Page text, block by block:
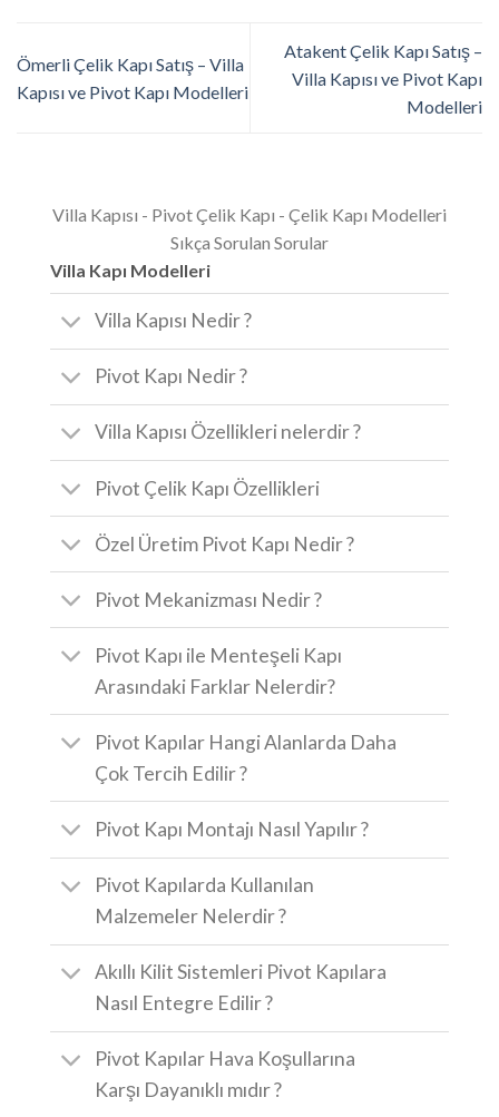
Ömerli Çelik Kapı Satış – Villa
Kapısı ve Pivot Kapı Modelleri
Atakent Çelik Kapı Satış –
Villa Kapısı ve Pivot Kapı
Modelleri
Villa Kapısı - Pivot Çelik Kapı - Çelik Kapı Modelleri
Sıkça Sorulan Sorular
Villa Kapı Modelleri
Villa Kapısı Nedir ?
Pivot Kapı Nedir ?
Villa Kapısı Özellikleri nelerdir ?
Pivot Çelik Kapı Özellikleri
Özel Üretim Pivot Kapı Nedir ?
Pivot Mekanizması Nedir ?
Pivot Kapı ile Menteşeli Kapı
Arasındaki Farklar Nelerdir?
Pivot Kapılar Hangi Alanlarda Daha
Çok Tercih Edilir ?
Pivot Kapı Montajı Nasıl Yapılır ?
Pivot Kapılarda Kullanılan
Malzemeler Nelerdir ?
Akıllı Kilit Sistemleri Pivot Kapılara
Nasıl Entegre Edilir ?
Pivot Kapılar Hava Koşullarına
Karşı Dayanıklı mıdır ?